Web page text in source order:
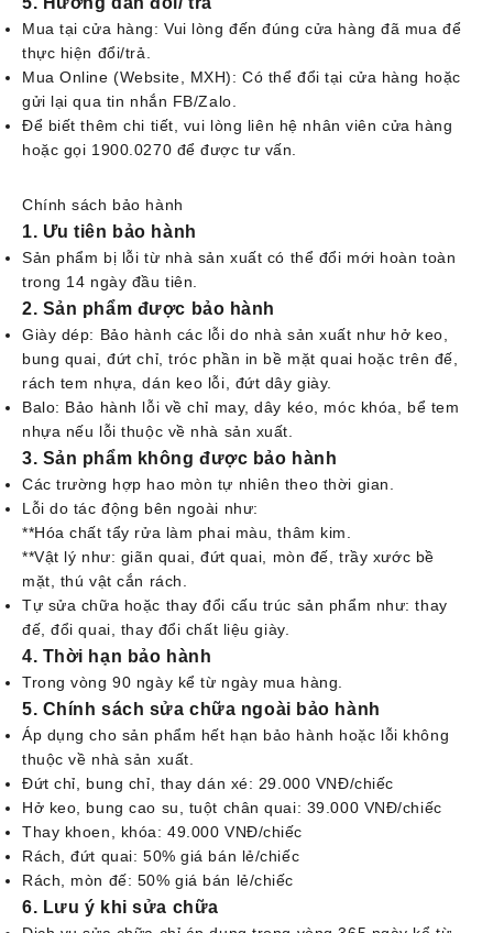
Mua tại cửa hàng: Vui lòng đến đúng cửa hàng đã mua để
thực hiện đổi/trả.
Mua Online (Website, MXH): Có thể đổi tại cửa hàng hoặc
gửi lại qua tin nhắn FB/Zalo.
Để biết thêm chi tiết, vui lòng liên hệ nhân viên cửa hàng
hoặc gọi 1900.0270 để được tư vấn.
Chính sách bảo hành
1. Ưu tiên bảo hành
Sản phẩm bị lỗi từ nhà sản xuất có thể đổi mới hoàn toàn
trong 14 ngày đầu tiên.
2. Sản phẩm được bảo hành
Giày dép: Bảo hành các lỗi do nhà sản xuất như hở keo,
bung quai, đứt chỉ, tróc phần in bề mặt quai hoặc trên đế,
rách tem nhựa, dán keo lỗi, đứt dây giày.
Balo: Bảo hành lỗi về chỉ may, dây kéo, móc khóa, bể tem
nhựa nếu lỗi thuộc về nhà sản xuất.
3. Sản phẩm không được bảo hành
Các trường hợp hao mòn tự nhiên theo thời gian.
Lỗi do tác động bên ngoài như:
**Hóa chất tẩy rửa làm phai màu, thâm kim.
**Vật lý như: giãn quai, đứt quai, mòn đế, trầy xước bề
mặt, thú vật cắn rách.
Tự sửa chữa hoặc thay đổi cấu trúc sản phẩm như: thay
đế, đổi quai, thay đổi chất liệu giày.
4. Thời hạn bảo hành
Trong vòng 90 ngày kể từ ngày mua hàng.
5. Chính sách sửa chữa ngoài bảo hành
Áp dụng cho sản phẩm hết hạn bảo hành hoặc lỗi không
thuộc về nhà sản xuất.
Đứt chỉ, bung chỉ, thay dán xé: 29.000 VNĐ/chiếc
Hở keo, bung cao su, tuột chân quai: 39.000 VNĐ/chiếc
Thay khoen, khóa: 49.000 VNĐ/chiếc
Rách, đứt quai: 50% giá bán lẻ/chiếc
Rách, mòn đế: 50% giá bán lẻ/chiếc
6. Lưu ý khi sửa chữa